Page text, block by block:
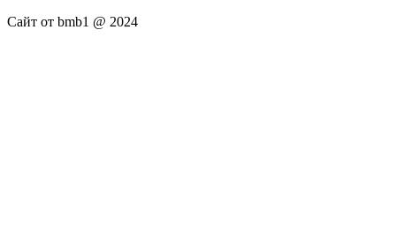
Сайт от bmb1 @ 2024